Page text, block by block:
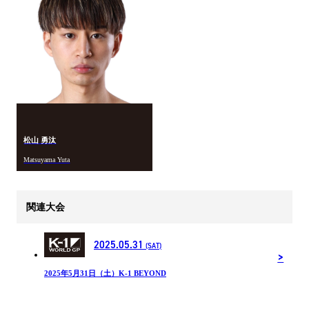
松山 勇汰
Matsuyama Yuta
関連大会
2025.05.31 (SAT)
2025年5月31日（土）K-1 BEYOND